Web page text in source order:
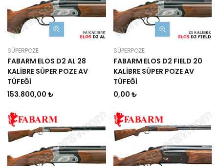
SÜPERPOZE
FABARM ELOS D2 AL 28
KALİBRE SÜPER POZE AV
TÜFEĞİ
153.800,00 ₺
SÜPERPOZE
FABARM ELOS D2 FIELD 20
KALİBRE SÜPER POZE AV
TÜFEĞİ
0,00 ₺